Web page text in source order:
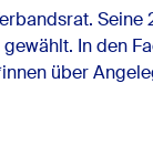
Seine
In den
über